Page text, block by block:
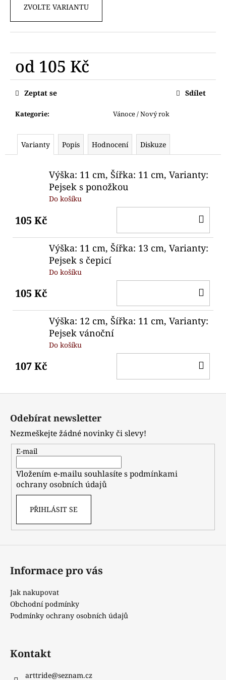
ZVOLTE VARIANTU
od 105 Kč
Měrná
cena:
Kategorie: Vánoce / Nový rok
Zeptat se Sdílet
Varianty Popis Hodnocení Diskuze
Výška: 11 cm, Šířka: 11 cm, Varianty:
Pejsek s ponožkou
Do košíku
105 Kč
Výška: 11 cm, Šířka: 13 cm, Varianty:
Pejsek s čepicí
Do košíku
105 Kč
Výška: 12 cm, Šířka: 11 cm, Varianty:
Pejsek vánoční
Do košíku
107 Kč
j
e
e
MYŠÁCI
KLUK
HLAVY
76
Z
Odebírat newsletter
Nezmeškejte žádné novinky či slevy!
E-mail
Vložením e-mailu souhlasíte spodmínkami
ochrany osobních údajů
PŘIHLÁSIT SE
Informace pro vás
Jak nakupovat
Obchodní podmínky
Podmínky ochrany osobních údajů
Kontakt
arttride@seznam.cz